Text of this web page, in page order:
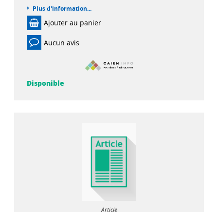
Plus d'information...
Ajouter au panier
Aucun avis
Disponible
Article